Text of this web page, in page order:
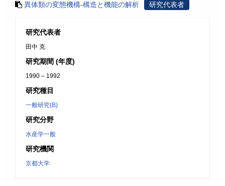
異体類の変態機構-構造と機能の解析 研究代表者
研究代表者
田中 克
研究期間 (年度)
1990 – 1992
研究種目
一般研究(B)
研究分野
水産学一般
研究機関
京都大学